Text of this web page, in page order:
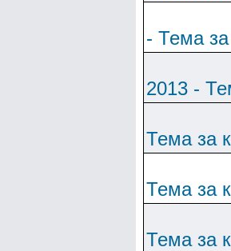
- Тема
2013 -
Тема за
Тема за
Тема за